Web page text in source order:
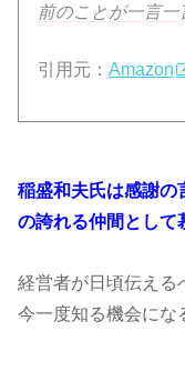
前のことが一言一
引用元：Amazon
稲盛和夫氏は感謝の
の誇れる仲間として
経営者が日頃伝える
今一度知る機会にな